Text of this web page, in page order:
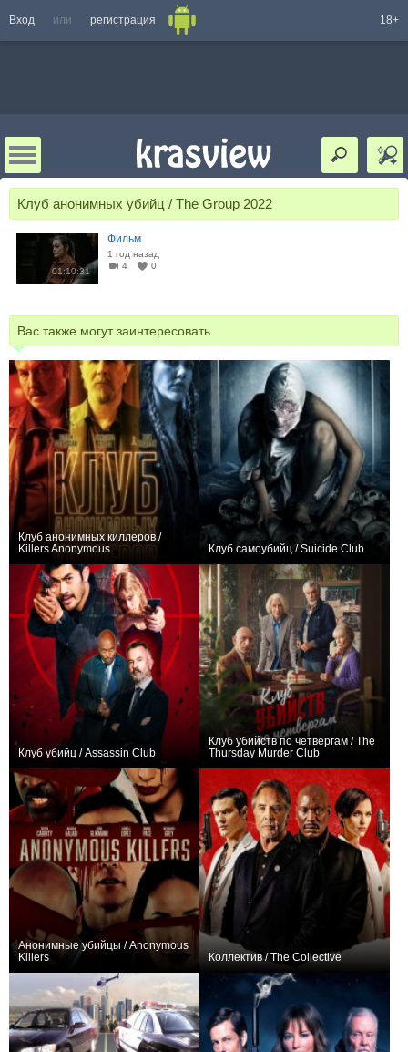
Вход или регистрация 18+
Клуб анонимных убийц / The Group 2022
01:10:31
Фильм
1 год назад
4
0
Вас также могут заинтересовать
Клуб анонимных киллеров /
Killers Anonymous
Клуб самоубийц / Suicide Club
Клуб убийц / Assassin Club
Клуб убийств по четвергам / The
Thursday Murder Club
Анонимные убийцы / Anonymous
Killers
Коллектив / The Collective